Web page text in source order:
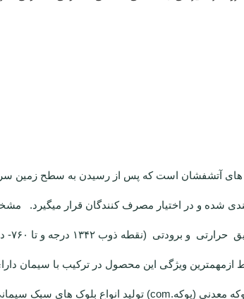
های آتشفشان است که پس از رسیدن به سطح زمین
۷۰۰
ازمهمترین ویژگی این محصول در ترکیب با سیمان